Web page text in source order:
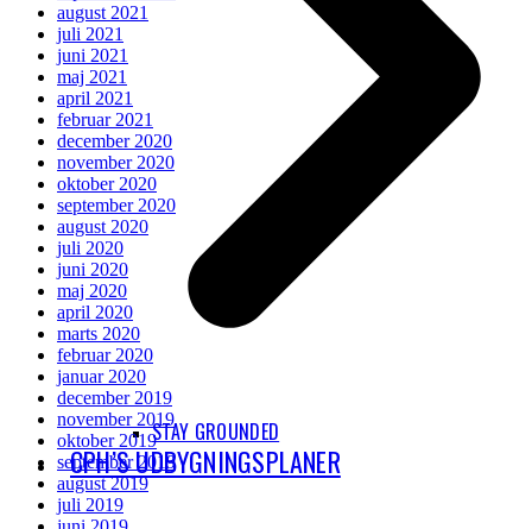
STAY GROUNDED
CPH’S UDBYGNINGSPLANER
august 2021
juli 2021
juni 2021
maj 2021
april 2021
februar 2021
december 2020
november 2020
oktober 2020
september 2020
august 2020
juli 2020
juni 2020
maj 2020
april 2020
marts 2020
februar 2020
januar 2020
december 2019
november 2019
oktober 2019
september 2019
august 2019
juli 2019